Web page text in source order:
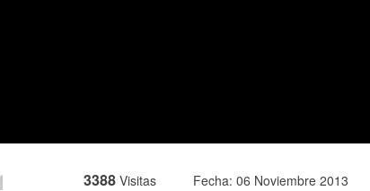
3388 Visitas Fecha: 06 Noviembre 2013